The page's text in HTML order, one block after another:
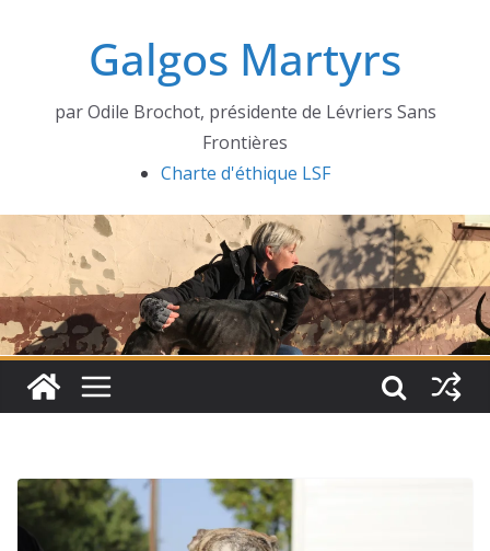
Galgos Martyrs
par Odile Brochot, présidente de Lévriers Sans
Frontières
Charte d'éthique LSF